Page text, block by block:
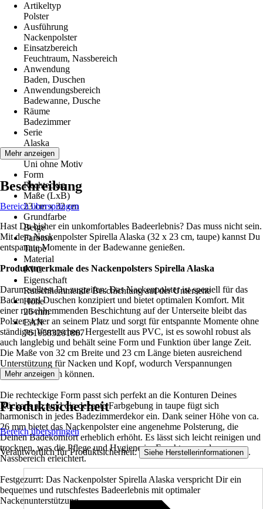
Artikeltyp
Polster
Ausführung
Nackenpolster
Einsatzbereich
Feuchtraum, Nassbereich
Anwendung
Baden, Duschen
Anwendungsbereich
Badewanne, Dusche
Räume
Badezimmer
Serie
Alaska
Motiv
Uni ohne Motiv
Form
Rechteckig
Maße (LxB)
23 cm x 32 cm
Grundfarbe
Beige
Farbton
Taupe
Material
PVC
Eigenschaft
Rutschhemmende Beschichtung auf der Unterseite
Höhe
26 mm
EAN
7610583201867
Mehr anzeigen
Beschreibung
Bereich überspringen
Hast Du bisher ein unkomfortables Badeerlebnis? Das muss nicht sein.
Mit dem Nackenpolster Spirella Alaska (32 x 23 cm, taupe) kannst Du
entspannte Momente in der Badewanne genießen.
Produktmerkmale des Nackenpolsters Spirella Alaska
Darum solltest Du zugreifen: Das Nackenpolster ist speziell für das
Baden und Duschen konzipiert und bietet optimalen Komfort. Mit
einer rutschhemmenden Beschichtung auf der Unterseite bleibt das
Polster sicher an seinem Platz und sorgt für entspannte Momente ohne
ständiges Verrutschen. Hergestellt aus PVC, ist es sowohl robust als
auch langlebig und behält seine Form und Funktion über lange Zeit.
Die Maße von 32 cm Breite und 23 cm Länge bieten ausreichend
Unterstützung für Nacken und Kopf, wodurch Verspannungen
gelindert werden können.
Die rechteckige Form passt sich perfekt an die Konturen Deines
Rückens an, und die dezente Farbgebung in taupe fügt sich
harmonisch in jedes Badezimmerdekor ein. Dank seiner Höhe von ca.
26 mm bietet das Nackenpolster eine angenehme Polsterung, die
Deinen Badekomfort erheblich erhöht. Es lässt sich leicht reinigen und
trocknen, was die Pflege und Hygiene im Feuchtraum oder
Nassbereich erleichtert.
Festgezurrt: Das Nackenpolster Spirella Alaska verspricht Dir ein
bequemes und rutschfestes Badeerlebnis mit optimaler
Nackenunterstützung.
Mehr anzeigen
Produktsicherheit
Bereich überspringen
Verantwortlich für Produktsicherheit: Siehe Herstellerinformationen .